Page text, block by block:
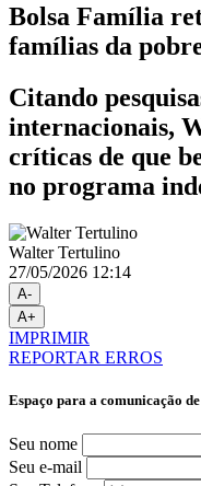
Bolsa Família
famílias da
Citando
internacionais,
críticas de que
no programa
Walter Tertulino
27/05/2026 12:14
A-
A+
IMPRIMIR
REPORTAR ERROS
Espaço para a comunicação
Seu nome
Seu e-mail